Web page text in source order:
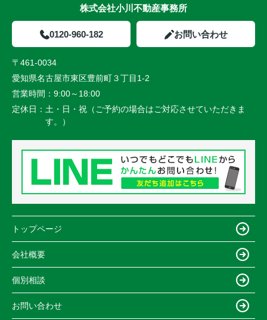
株式会社小川不動産事務所
0120-960-182 お問い合わせ
〒461-0034
愛知県名古屋市東区豊前町３丁目1-2
営業時間： 9:00～18:00
定休日： 土・日・祝（ご予約の場合はご対応させていただきま
す。）
トップページ
会社概要
個別相談
お問い合わせ